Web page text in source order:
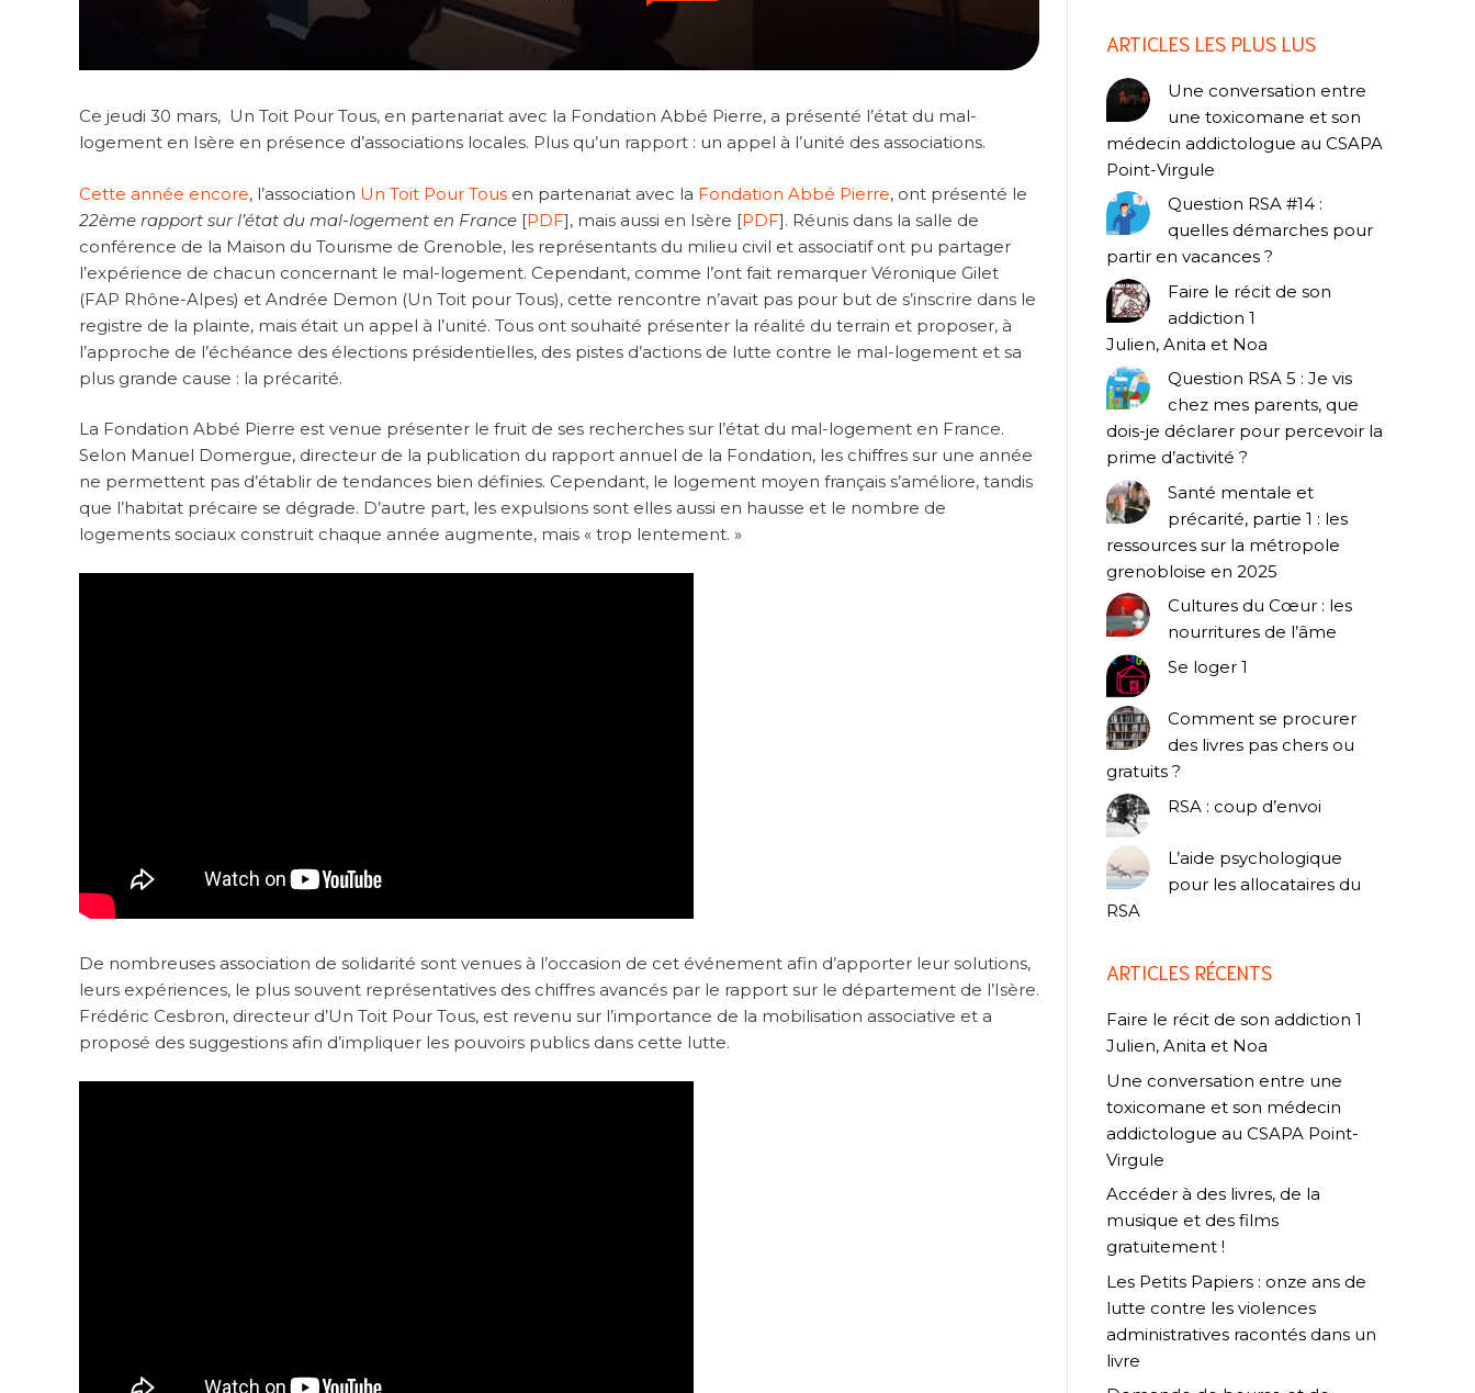
Ce jeudi 30 mars, Un Toit Pour Tous, en partenariat avec la Fondation Abbé Pierre, a présenté l’état du mal-
logement en Isère en présence d’associations locales. Plus qu’un rapport : un appel à l’unité des associations.
Cette année encore, l’association Un Toit Pour Tous en partenariat avec la Fondation Abbé Pierre, ont présenté le
22ème rapport sur l’état du mal-logement en France [PDF], mais aussi en Isère [PDF]. Réunis dans la salle de
conférence de la Maison du Tourisme de Grenoble, les représentants du milieu civil et associatif ont pu partager
l’expérience de chacun concernant le mal-logement. Cependant, comme l’ont fait remarquer Véronique Gilet
(FAP Rhône-Alpes) et Andrée Demon (Un Toit pour Tous), cette rencontre n’avait pas pour but de s’inscrire dans le
registre de la plainte, mais était un appel à l’unité. Tous ont souhaité présenter la réalité du terrain et proposer, à
l’approche de l’échéance des élections présidentielles, des pistes d’actions de lutte contre le mal-logement et sa
plus grande cause : la précarité.
La Fondation Abbé Pierre est venue présenter le fruit de ses recherches sur l’état du mal-logement en France.
Selon Manuel Domergue, directeur de la publication du rapport annuel de la Fondation, les chiffres sur une année
ne permettent pas d’établir de tendances bien définies. Cependant, le logement moyen français s’améliore, tandis
que l’habitat précaire se dégrade. D’autre part, les expulsions sont elles aussi en hausse et le nombre de
logements sociaux construit chaque année augmente, mais « trop lentement. »
De nombreuses association de solidarité sont venues à l’occasion de cet événement afin d’apporter leur solutions,
leurs expériences, le plus souvent représentatives des chiffres avancés par le rapport sur le département de l’Isère.
Frédéric Cesbron, directeur d’Un Toit Pour Tous, est revenu sur l’importance de la mobilisation associative et a
proposé des suggestions afin d’impliquer les pouvoirs publics dans cette lutte.
ARTICLES LES PLUS LUS
Une conversation entre
une toxicomane et son
médecin addictologue au CSAPA
Point-Virgule
Question RSA #14 :
quelles démarches pour
partir en vacances ?
Faire le récit de son
addiction 1
Julien, Anita et Noa
Question RSA 5 : Je vis
chez mes parents, que
dois-je déclarer pour percevoir la
prime d’activité ?
Santé mentale et
précarité, partie 1 : les
ressources sur la métropole
grenobloise en 2025
Cultures du Cœur : les
nourritures de l’âme
Se loger 1
Comment se procurer
des livres pas chers ou
gratuits ?
RSA : coup d’envoi
L’aide psychologique
pour les allocataires du
RSA
ARTICLES RÉCENTS
Faire le récit de son addiction 1
Julien, Anita et Noa
Une conversation entre une
toxicomane et son médecin
addictologue au CSAPA Point-
Virgule
Accéder à des livres, de la
musique et des films
gratuitement !
Les Petits Papiers : onze ans de
lutte contre les violences
administratives racontés dans un
livre